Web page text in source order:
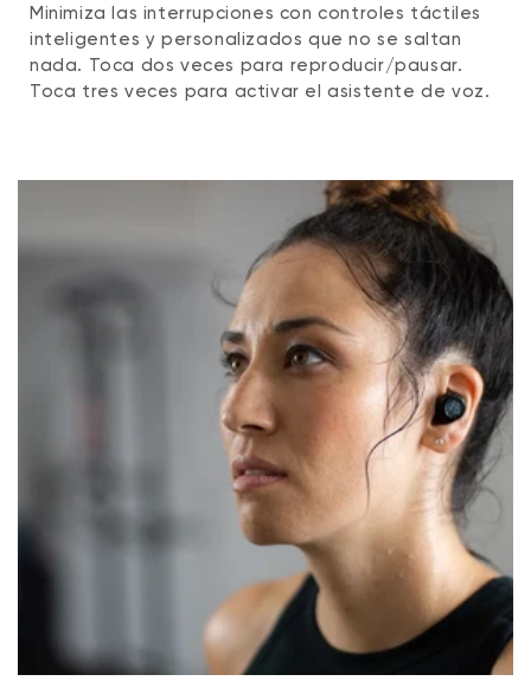
Minimiza las interrupciones con controles táctiles
inteligentes y personalizados que no se saltan
nada. Toca dos veces para reproducir/pausar.
Toca tres veces para activar el asistente de voz.